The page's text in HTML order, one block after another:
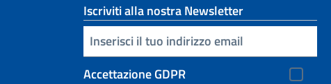
Iscriviti alla nostra Newsletter
Inserisci la tua email
Accettazione GDPR